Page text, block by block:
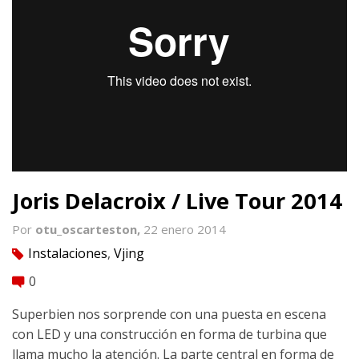
Joris Delacroix / Live Tour 2014
Por otu_oscarteston, 22 enero 2014
tag Instalaciones, Vjing
comment 0
Superbien nos sorprende con una puesta en escena
con LED y una construcción en forma de turbina que
llama mucho la atención. La parte central en forma de